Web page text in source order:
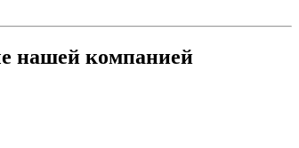
нашей компанией